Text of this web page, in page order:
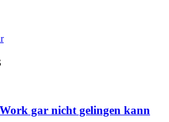
gar nicht gelingen kann